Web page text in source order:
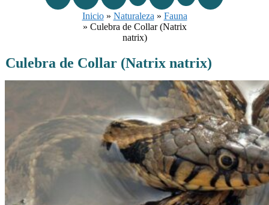
Ríos
Rutas De Montaña
Terremotos
Vértices Geodésicos
Inicio» Naturaleza » Fauna
» Culebra de Collar (Natrix
natrix)
Culebra de Collar (Natrix natrix)